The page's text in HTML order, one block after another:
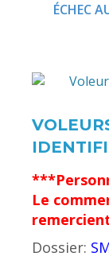
ÉCHEC
Le
Dossier: